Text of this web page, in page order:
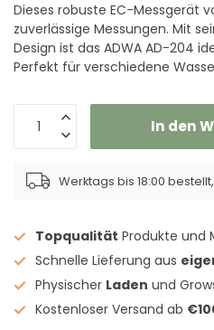
Dieses robuste EC-Messgerät
zuverlässige Messungen. Mit
Design ist das ADWA AD-204
Perfekt für verschiedene
In den
Werktags bis 18:00
Topqualität Produkte und
Schnelle Lieferung aus
Physischer Laden und
Kostenloser Versand ab